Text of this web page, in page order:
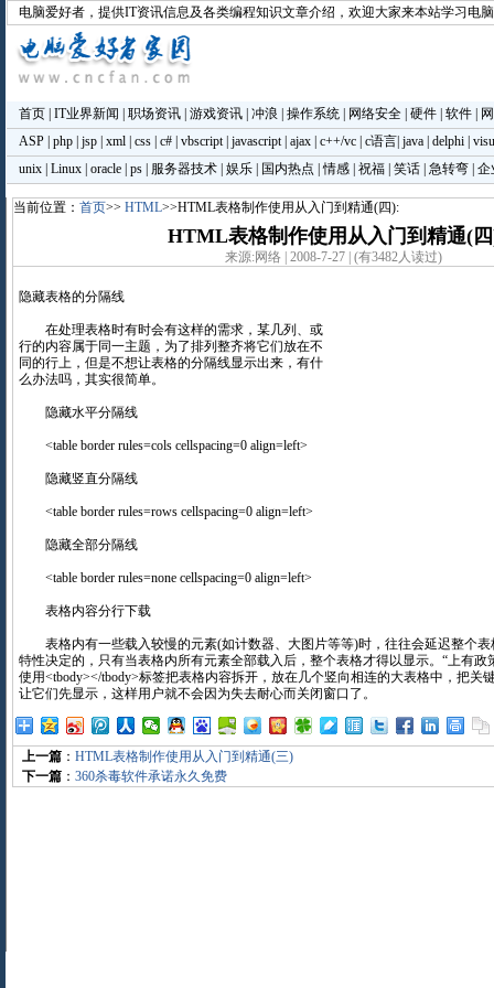
电脑爱好者 ，提供IT资讯信息及各类编程知识文章介绍，欢迎大家来本站学习电
首页| IT业界新闻 职场资讯| 游戏资讯| 冲浪 操作系统| 网络安全| 硬件| 软件|
ASP| php| jsp| xml| css| c#| vbscript| javascript| ajax| c++/vc| c语言| java| delphi|
unix| Linux| oracle| ps| 服务器技术| 娱乐| 国内热点 |情感| 祝福| 笑话| 急转弯| 企
当前位置： 首页>> HTML>>HTML表格制作使用从入门到精通(四):
HTML表格制作使用从入门到精通(
来源:网络 | 2008-7-27 | (有3482人读过)
隐藏表格的分隔线
在处理表格时有时会有这样的需求，某几列、或
行的内容属于同一主题，为了排列整齐将它们放在不
同的行上，但是不想让表格的分隔线显示出来，有什
么办法吗，其实很简单。
隐藏水平分隔线
<table border rules=cols cellspacing=0 align=left>
隐藏竖直分隔线
<table border rules=rows cellspacing=0 align=left>
隐藏全部分隔线
<table border rules=none cellspacing=0 align=left>
表格内容分行下载
表格内有一些载入较慢的元素(如计数器、大图片等等)时，往往会延迟整个表
特性决定的，只有当表格内所有元素全部载入后，整个表格才得以显示。“上有
使用<tbody></tbody>标签把表格内容拆开，放在几个竖向相连的大表格中，把关
让它们先显示，这样用户就不会因为失去耐心而关闭窗口了。
上一篇 ： HTML表格制作使用从入门到精通(三)
下一篇 ： 360杀毒软件承诺永久免费